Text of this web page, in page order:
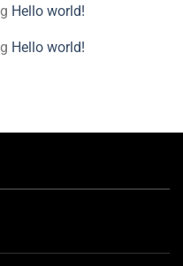
Hello world!
Hello world!